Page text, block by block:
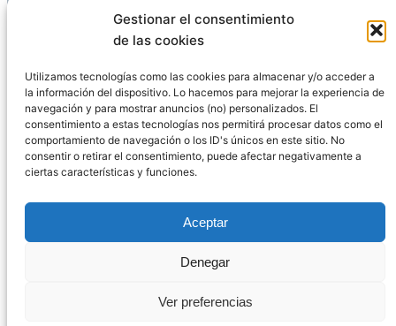
Gestionar el consentimiento
de las cookies
Utilizamos tecnologías como las cookies para almacenar y/o acceder a
la información del dispositivo. Lo hacemos para mejorar la experiencia de
navegación y para mostrar anuncios (no) personalizados. El
consentimiento a estas tecnologías nos permitirá procesar datos como el
comportamiento de navegación o los ID's únicos en este sitio. No
consentir o retirar el consentimiento, puede afectar negativamente a
ciertas características y funciones.
Aceptar
Denegar
Ver preferencias
¿Tienes alguna duda o sugerencia? Escríbeme
info@empleosanitarioinvestigacion.es
Descargo de Responsabilidad
Declaración de Privacidad Política de cookies
WordPress
Página administrada por Javier Ripoll